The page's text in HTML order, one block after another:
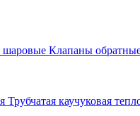
Клапаны
Трубчатая каучуковая